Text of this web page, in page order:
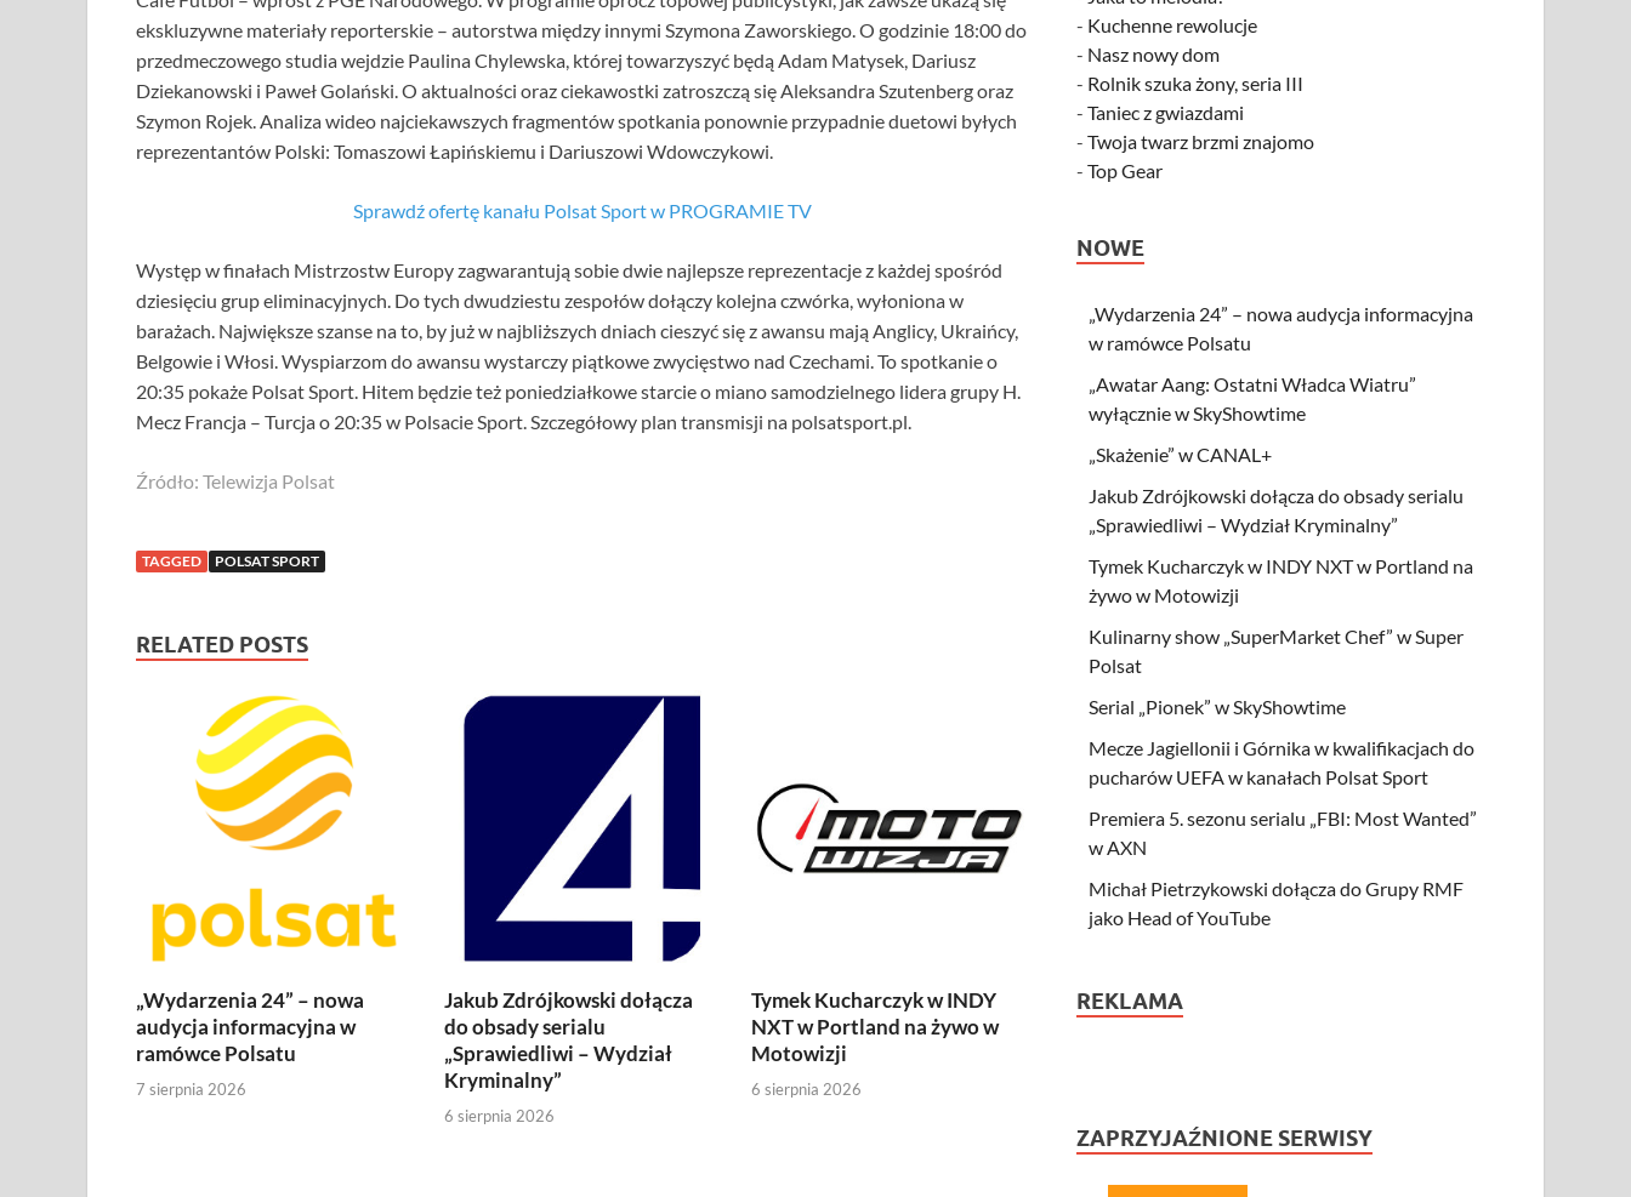
ekskluzywne materiały reporterskie – autorstwa między innymi Szymona Zaworskiego. O godzinie 18:00 do
przedmeczowego studia wejdzie Paulina Chylewska, której towarzyszyć będą Adam Matysek, Dariusz
Dziekanowski i Paweł Golański. O aktualności oraz ciekawostki zatroszczą się Aleksandra Szutenberg oraz
Szymon Rojek. Analiza wideo najciekawszych fragmentów spotkania ponownie przypadnie duetowi byłych
reprezentantów Polski: Tomaszowi Łapińskiemu i Dariuszowi Wdowczykowi.
Sprawdź ofertę kanału Polsat Sport w PROGRAMIE TV
Występ w finałach Mistrzostw Europy zagwarantują sobie dwie najlepsze reprezentacje z każdej spośród
dziesięciu grup eliminacyjnych. Do tych dwudziestu zespołów dołączy kolejna czwórka, wyłoniona w
barażach. Największe szanse na to, by już w najbliższych dniach cieszyć się z awansu mają Anglicy, Ukraińcy,
Belgowie i Włosi. Wyspiarzom do awansu wystarczy piątkowe zwycięstwo nad Czechami. To spotkanie o
20:35 pokaże Polsat Sport. Hitem będzie też poniedziałkowe starcie o miano samodzielnego lidera grupy H.
Mecz Francja – Turcja o 20:35 w Polsacie Sport. Szczegółowy plan transmisji na polsatsport.pl.
Źródło: Telewizja Polsat
TAGGED POLSAT SPORT
RELATED POSTS
„Wydarzenia 24” – nowa
audycja informacyjna w
ramówce Polsatu
7 sierpnia 2026
Jakub Zdrójkowski dołącza
do obsady serialu
„Sprawiedliwi – Wydział
Kryminalny”
6 sierpnia 2026
Tymek Kucharczyk w INDY
NXT w Portland na żywo w
Motowizji
6 sierpnia 2026
- Kuchenne rewolucje
- Nasz nowy dom
- Rolnik szuka żony, seria III
-Taniec z gwiazdami
-Twoja twarz brzmi znajomo
-Top Gear
NOWE
„Wydarzenia 24” – nowa audycja informacyjna
w ramówce Polsatu
„Awatar Aang: Ostatni Władca Wiatru”
wyłącznie w SkyShowtime
„Skażenie” w CANAL+
Jakub Zdrójkowski dołącza do obsady serialu
„Sprawiedliwi – Wydział Kryminalny”
Tymek Kucharczyk w INDY NXT w Portland na
żywo w Motowizji
Kulinarny show „SuperMarket Chef” w Super
Polsat
Serial „Pionek” w SkyShowtime
Mecze Jagiellonii i Górnika w kwalifikacjach do
pucharów UEFA w kanałach Polsat Sport
Premiera 5. sezonu serialu „FBI: Most Wanted”
w AXN
Michał Pietrzykowski dołącza do Grupy RMF
jako Head of YouTube
REKLAMA
ZAPRZYJAŹNIONE SERWISY